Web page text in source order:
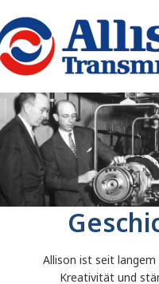
Go Home
Allison ist seit
Kreativität und